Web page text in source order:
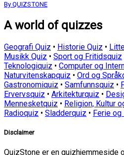
By QUIZSTONE
A world of quizzes
Geografi Quiz • Historie Quiz •
Musikk Quiz • Sport og Fritidsquiz
Teknologiquiz • Computer og
Naturvitenskapquiz • Ord og
Gastronomiquiz • Samfunnsquiz •
Ervervsquiz • Arkitekturquiz •
Mennesketquiz • Religion, Kultur
Radioquiz • Sladderquiz • Ferie
Disclaimer
QuizStone er en quizhjemmeside